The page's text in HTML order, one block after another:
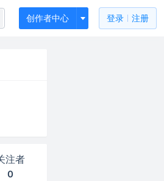
创作者中心 登录 注册
注者
0